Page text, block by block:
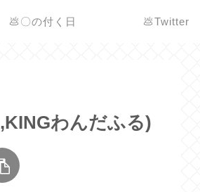
💩〇の付く日 💩Twitter
わんだふる)